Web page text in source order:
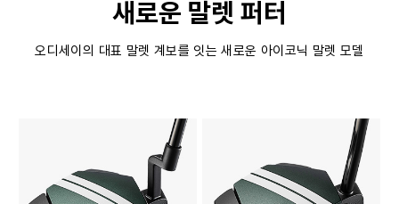
새로운 말렛 퍼터
오디세이의 대표 말렛 계보를 잇는 새로운 아이코닉 말렛 모델